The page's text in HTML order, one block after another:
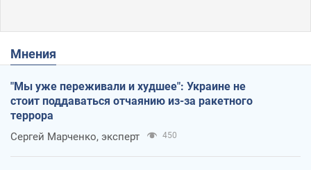
Мнения
"Мы уже переживали и худшее": Украине не
стоит поддаваться отчаянию из-за ракетного
террора
Сергей Марченко, эксперт 450